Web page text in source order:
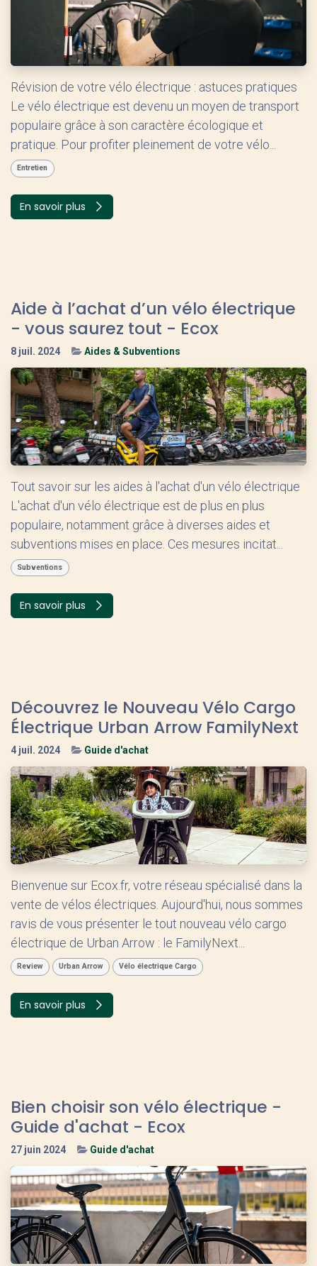
Révision de votre vélo électrique : astuces pratiques
Le vélo électrique est devenu un moyen de transport
populaire grâce à son caractère écologique et
pratique. Pour profiter pleinement de votre vélo...
Entretien
En savoir plus
Aide à l’achat d’un vélo électrique
- vous saurez tout - Ecox
8 juil. 2024 Aides & Subventions
Tout savoir sur les aides à l'achat d'un vélo électrique
L'achat d'un vélo électrique est de plus en plus
populaire, notamment grâce à diverses aides et
subventions mises en place. Ces mesures incitat...
Subventions
En savoir plus
Découvrez le Nouveau Vélo Cargo
Électrique Urban Arrow FamilyNext
4 juil. 2024 Guide d'achat
Bienvenue sur Ecox.fr, votre réseau spécialisé dans la
vente de vélos électriques. Aujourd'hui, nous sommes
ravis de vous présenter le tout nouveau vélo cargo
électrique de Urban Arrow : le FamilyNext...
Review Urban Arrow Vélo électrique Cargo
En savoir plus
Bien choisir son vélo électrique -
Guide d'achat - Ecox
27 juin 2024 Guide d'achat